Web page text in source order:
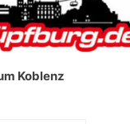
Koblenz